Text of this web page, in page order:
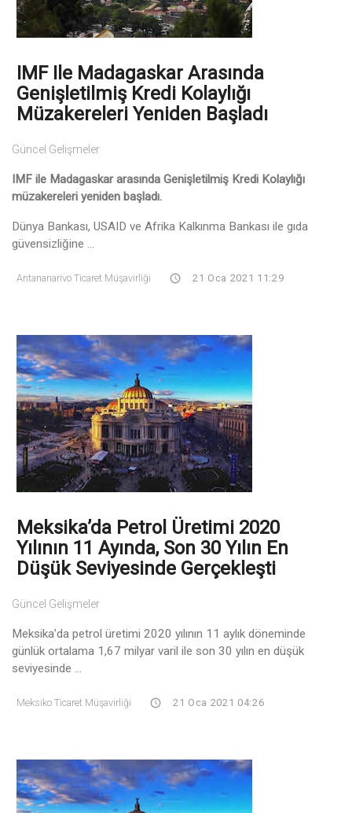
IMF Ile Madagaskar Arasında
Genişletilmiş Kredi Kolaylığı
Müzakereleri Yeniden Başladı
Güncel Gelişmeler
IMF ile Madagaskar arasında Genişletilmiş Kredi Kolaylığı
müzakereleri yeniden başladı.
Dünya Bankası, USAID ve Afrika Kalkınma Bankası ile gıda
güvensizliğine ...
Antananarivo Ticaret Müşavirliği 21 Oca 2021 11:29
Meksika’da Petrol Üretimi 2020
Yılının 11 Ayında, Son 30 Yılın En
Düşük Seviyesinde Gerçekleşti
Güncel Gelişmeler
Meksika’da petrol üretimi 2020 yılının 11 aylık döneminde
günlük ortalama 1,67 milyar varil ile son 30 yılın en düşük
seviyesinde ...
Meksiko Ticaret Müşavirliği 21 Oca 2021 04:26